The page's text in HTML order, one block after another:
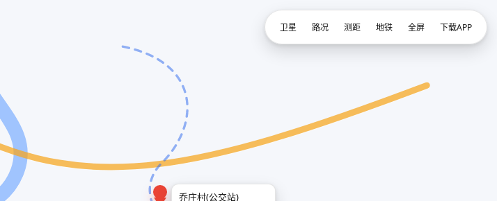
乔庄村(公交站)
卫星 路况 测距 地铁 全屏 下载APP